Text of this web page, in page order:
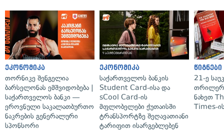
ეკონომიკა
თორნიკე შენგელია
ბარსელონას ემშვიდობება |
საქართველოს ბანკი —
ეროვნული საკალათბურთო
ნაკრების გენერალური
სპონსორი
ეკონომიკა
საქართველოს ბანკის
Student Card-ისა და
sCool Card-ის
მფლობელები ქუთაისში
ტრანსპორტზე შეღავათიანი
ტარიფით ისარგებლებენ
წიგნები
21-ე
ნახეთ
Times-